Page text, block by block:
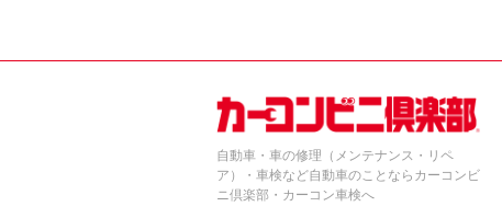
自動車・車の修理（メンテナンス・リペ
ア）・車検など自動車のことならカーコンビ
ニ倶楽部・カーコン車検へ